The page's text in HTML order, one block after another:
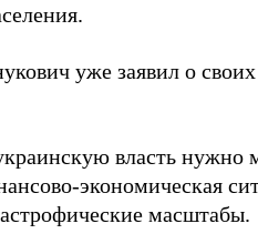
уже заявил о своих
власть нужно
экономическая
масштабы.